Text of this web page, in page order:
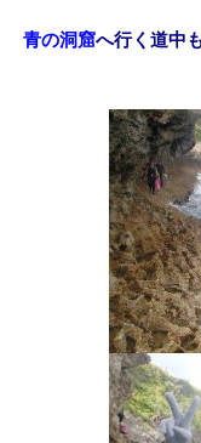
青の洞窟へ行く道中も